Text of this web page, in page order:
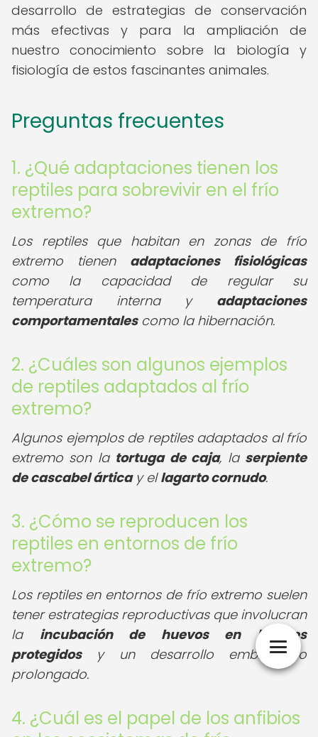
desarrollo de estrategias de conservación
más efectivas y para la ampliación de
nuestro conocimiento sobre la biología y
fisiología de estos fascinantes animales.
Preguntas frecuentes
1. ¿Qué adaptaciones tienen los
reptiles para sobrevivir en el frío
extremo?
Los reptiles que habitan en zonas de frío
extremo tienen adaptaciones fisiológicas
como la capacidad de regular su
temperatura interna y adaptaciones
comportamentalescomo la hibernación.
2. ¿Cuáles son algunos ejemplos
de reptiles adaptados al frío
extremo?
Algunos ejemplos de reptiles adaptados al frío
extremo son la tortuga de caja, la serpiente
de cascabel árticay ellagarto cornudo.
3. ¿Cómo se reproducen los
reptiles en entornos de frío
extremo?
Los reptiles en entornos de frío extremo suelen
tener estrategias reproductivas que involucran
la incubación de huevos en lugares
protegidosy un desarrollo embrionario
prolongado.
4. ¿Cuál es el papel de los anfibios